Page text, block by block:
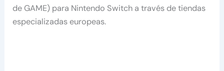
de GAME) para Nintendo Switch a través de tiendas
especializadas europeas.